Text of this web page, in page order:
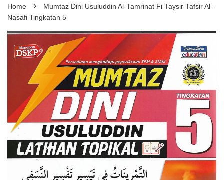
Home ›
Mumtaz Dini Usuluddin Al-Tamrinat Fi Taysir Tafsir Al-
Nasafi Tingkatan 5